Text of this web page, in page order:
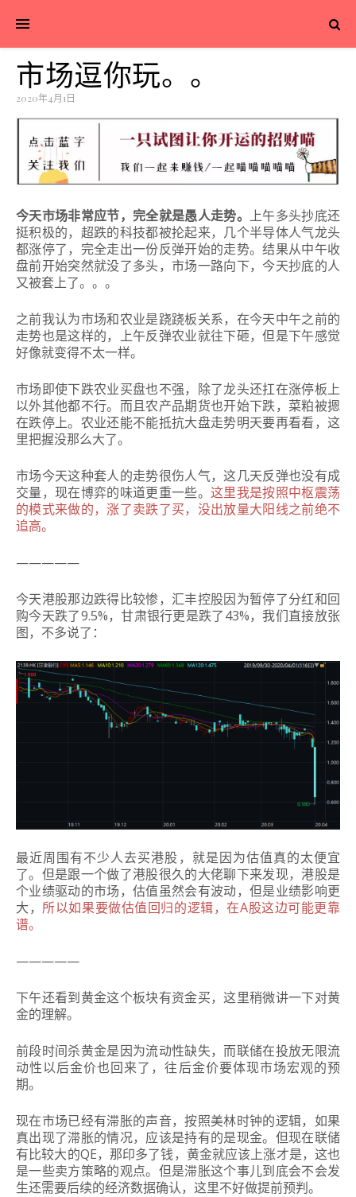
市场逗你玩。。
2020年4月1日
今天市场非常应节，完全就是愚人走势。 上午多头抄底还
挺积极的，超跌的科技都被抡起来，几个半导体人气龙头
都涨停了，完全走出一份反弹开始的走势。结果从中午收
盘前开始突然就没了多头，市场一路向下，今天抄底的人
又被套上了。 。 。
之前我认为市场和农业是跷跷板关系，在今天中午之前的
走势也是这样的，上午反弹农业就往下砸，但是下午感觉
好像就变得不太一样。
市场即使下跌农业买盘也不强，除了龙头还扛在涨停板上
以外其他都不行。而且农产品期货也开始下跌，菜粕被摁
在跌停上。农业还能不能抵抗大盘走势明天要再看看，这
里把握没那么大了。
市场今天这种套人的走势很伤人气，这几天反弹也没有成
交量，现在博弈的味道更重一些。 这里我是按照中枢震荡
的模式来做的，涨了卖跌了买，没出放量大阳线之前绝不
追高。
—————
今天港股那边跌得比较惨，汇丰控股因为暂停了分红和回
购今天跌了9.5%，甘肃银行更是跌了43%，我们直接放张
图，不多说了：
最近周围有不少人去买港股，就是因为估值真的太便宜
了。但是跟一个做了港股很久的大佬聊下来发现，港股是
个业绩驱动的市场，估值虽然会有波动，但是业绩影响更
大， 所以如果要做估值回归的逻辑，在A股这边可能更靠
谱。
—————
下午还看到黄金这个板块有资金买，这里稍微讲一下对黄
金的理解。
前段时间杀黄金是因为流动性缺失，而联储在投放无限流
动性以后金价也回来了，往后金价要体现市场宏观的预
期。
现在市场已经有滞胀的声音，按照美林时钟的逻辑，如果
真出现了滞胀的情况，应该是持有的是现金。但现在联储
有比较大的QE，那印多了钱，黄金就应该上涨才是，这也
是一些卖方策略的观点。但是滞胀这个事儿到底会不会发
生还需要后续的经济数据确认，这里不好做提前预判。